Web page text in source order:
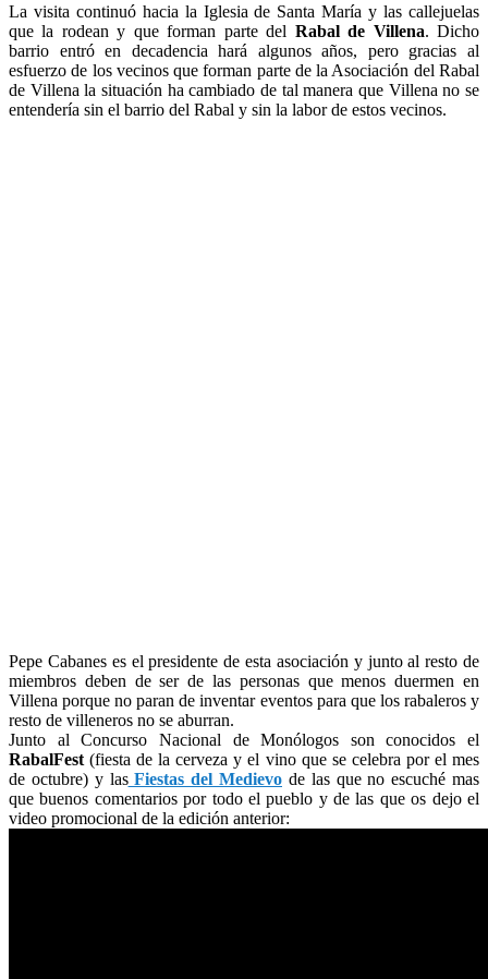
La visita continuó hacia la Iglesia de Santa María y las callejuelas
que la rodean y que forman parte del Rabal de Villena. Dicho
barrio entró en decadencia hará algunos años, pero gracias al
esfuerzo de los vecinos que forman parte de la Asociación del Rabal
de Villena la situación ha cambiado de tal manera que Villena no se
entendería sin el barrio del Rabal y sin la labor de estos vecinos.
Pepe Cabanes es el presidente de esta asociación y junto al resto de
miembros deben de ser de las personas que menos duermen en
Villena porque no paran de inventar eventos para que los rabaleros y
resto de villeneros no se aburran.
Junto al Concurso Nacional de Monólogos son conocidos el
RabalFest (fiesta de la cerveza y el vino que se celebra por el mes
de octubre) y lasFiestas del Medievo de las que no escuché mas
que buenos comentarios por todo el pueblo y de las que os dejo el
video promocional de la edición anterior: